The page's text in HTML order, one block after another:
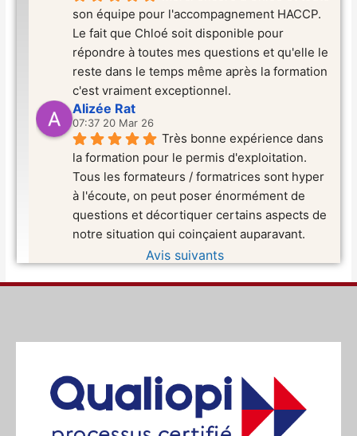
son équipe pour l'accompagnement HACCP.
Le fait que Chloé soit disponible pour
répondre à toutes mes questions et qu'elle le
reste dans le temps même après la formation
c'est vraiment exceptionnel.
Alizée Rat
07:37 20 Mar 26
Très bonne expérience dans
la formation pour le permis d'exploitation.
Tous les formateurs / formatrices sont hyper
à l'écoute, on peut poser énormément de
questions et décortiquer certains aspects de
notre situation qui coinçaient auparavant.
Avis suivants